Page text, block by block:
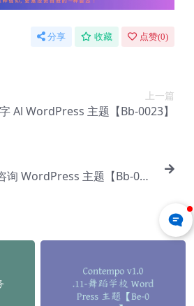
分享 收藏 点赞(0)
上一篇
Al WordPress 主题【Bb-0023】
询 WordPress 主题【Bb-002